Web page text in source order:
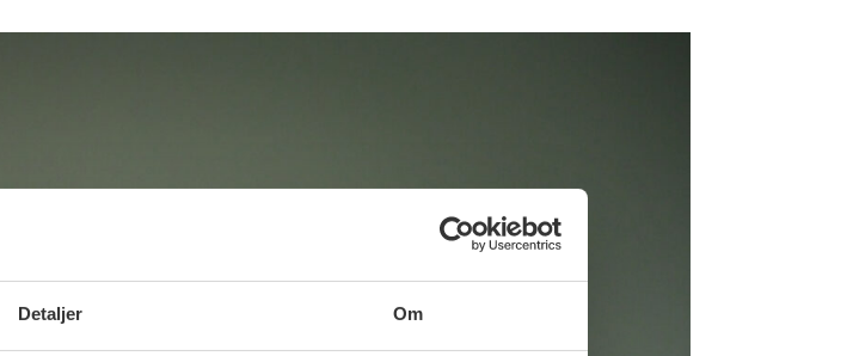
Detaljer Om